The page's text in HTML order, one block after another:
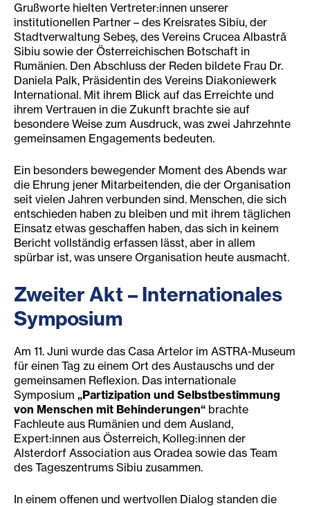
Grußworte hielten Vertreter:innen unserer
institutionellen Partner – des Kreisrates Sibiu, der
Stadtverwaltung Sebeș, des Vereins Crucea Albastră
Sibiu sowie der Österreichischen Botschaft in
Rumänien. Den Abschluss der Reden bildete Frau Dr.
Daniela Palk, Präsidentin des Vereins Diakoniewerk
International. Mit ihrem Blick auf das Erreichte und
ihrem Vertrauen in die Zukunft brachte sie auf
besondere Weise zum Ausdruck, was zwei Jahrzehnte
gemeinsamen Engagements bedeuten.
Ein besonders bewegender Moment des Abends war
die Ehrung jener Mitarbeitenden, die der Organisation
seit vielen Jahren verbunden sind. Menschen, die sich
entschieden haben zu bleiben und mit ihrem täglichen
Einsatz etwas geschaffen haben, das sich in keinem
Bericht vollständig erfassen lässt, aber in allem
spürbar ist, was unsere Organisation heute ausmacht.
Zweiter Akt – Internationales
Symposium
Am 11. Juni wurde das Casa Artelor im ASTRA-Museum
für einen Tag zu einem Ort des Austauschs und der
gemeinsamen Reflexion. Das internationale
Symposium „Partizipation und Selbstbestimmung
von Menschen mit Behinderungen“ brachte
Fachleute aus Rumänien und dem Ausland,
Expert:innen aus Österreich, Kolleg:innen der
Alsterdorf Association aus Oradea sowie das Team
des Tageszentrums Sibiu zusammen.
In einem offenen und wertvollen Dialog standen die